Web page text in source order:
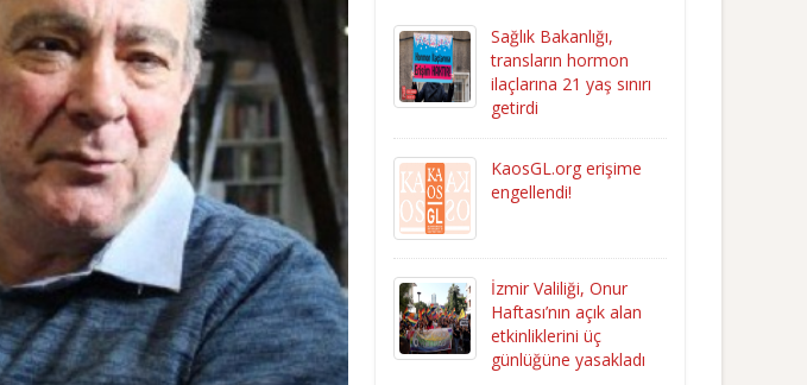
Sağlık Bakanlığı,
transların hormon
ilaçlarına 21 yaş sınırı
getirdi
KaosGL.org erişime
engellendi!
İzmir Valiliği, Onur
Haftası’nın açık alan
etkinliklerini üç
günlüğüne yasakladı